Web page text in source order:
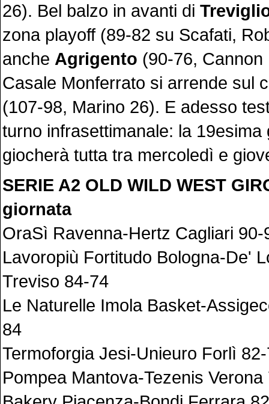
26). Bel balzo in avanti di
zona playoff (89-82 su Scafati,
anche Agrigento (90-76, Cannon
Casale Monferrato si arrende sul
(107-98, Marino 26). E adesso
turno infrasettimanale: la 19esima
giocherà tutta tra mercoledì e
SERIE A2 OLD WILD WEST
giornata
OraSì Ravenna-Hertz Cagliari 90-
Lavoropiù Fortitudo Bologna-De'
Treviso 84-74
Le Naturelle Imola Basket-
84
Termoforgia Jesi-Unieuro Forlì
Pompea Mantova-Tezenis Verona